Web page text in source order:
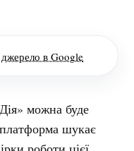
в Google
можна буде
шукає